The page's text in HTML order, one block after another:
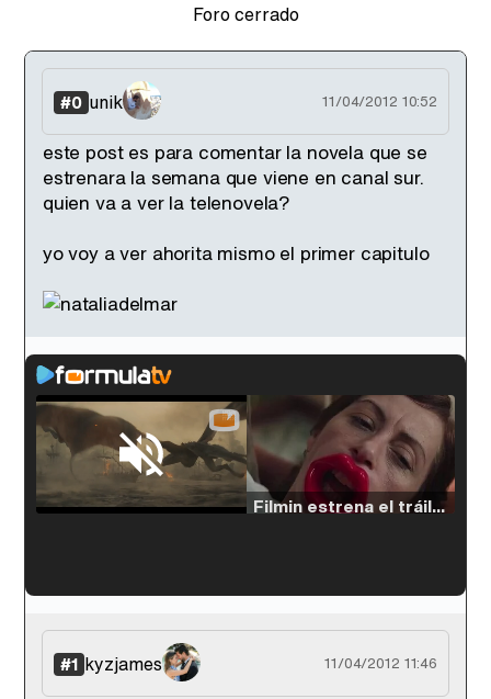
Foro cerrado
#0 unik 11/04/2012 10:52
este post es para comentar la novela que se
estrenara la semana que viene en canal sur.
quien va a ver la telenovela?
yo voy a ver ahorita mismo el primer capitulo
Unmute
Loaded
Filmin estrena el tráiler de 'Millennial Mal', su nueva comedia universitaria de la mano de Lorena Iglesias
'120 Minutos' celebra sus 2.000 programas en Telemadrid con un vídeo del día a día en la redacción
#1 kyzjames 11/04/2012 11:46